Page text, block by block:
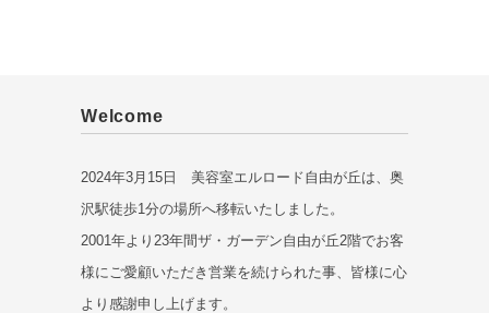
Welcome
2024年3月15日 美容室エルロード自由が丘は、奥
沢駅徒歩1分の場所へ移転いたしました。
2001年より23年間ザ・ガーデン自由が丘2階でお客
様にご愛顧いただき営業を続けられた事、皆様に心
より感謝申し上げます。